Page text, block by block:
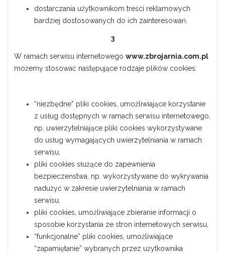
dostarczania użytkownikom treści reklamowych
bardziej dostosowanych do ich zainteresowań.
3
W ramach serwisu internetowego www.zbrojarnia.com.pl
możemy stosować następujące rodzaje plików cookies:
“niezbędne” pliki cookies, umożliwiające korzystanie
z usług dostępnych w ramach serwisu internetowego,
np. uwierzytelniające pliki cookies wykorzystywane
do usług wymagających uwierzytelniania w ramach
serwisu,
pliki cookies służące do zapewnienia
bezpieczeństwa, np. wykorzystywane do wykrywania
nadużyć w zakresie uwierzytelniania w ramach
serwisu,
pliki cookies, umożliwiające zbieranie informacji o
sposobie korzystania ze stron internetowych serwisu,
“funkcjonalne” pliki cookies, umożliwiające
“zapamiętanie” wybranych przez użytkownika